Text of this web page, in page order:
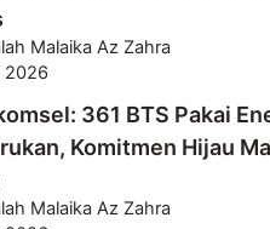
Malaika Az Zahra
2026
361 BTS Pakai
Komitmen Hijau
Malaika Az Zahra